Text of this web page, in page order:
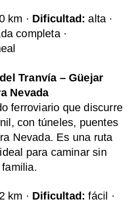
km · Dificultad: alta ·
completa ·
Tranvía – Güejar
Nevada
ferroviario que discurre
con túneles, puentes
Nevada. Es una ruta
para caminar sin
km · Dificultad: fácil ·